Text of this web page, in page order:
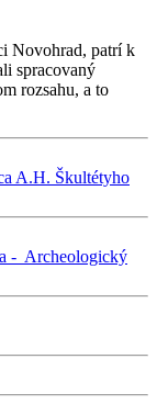
Novohrad, patrí k
spracovaný
rozsahu, a to
A.H. Škultétyho
- Archeologický